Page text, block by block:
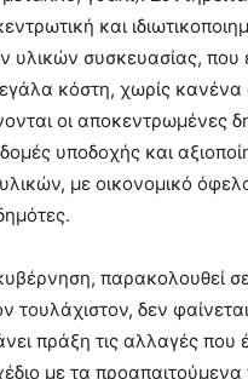
και
υλικών συσκευασίας, που
κόστη, χωρίς κανένα
οι αποκεντρωμένες
υποδοχής και
με οικονομικό
παρακολουθεί
τουλάχιστον, δεν
πράξη τις αλλαγές που
με τα προαπαιτούμενα